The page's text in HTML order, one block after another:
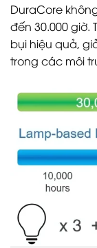
DuraCore
đến 30.000 giờ.
bụi hiệu quả,
trong các môi